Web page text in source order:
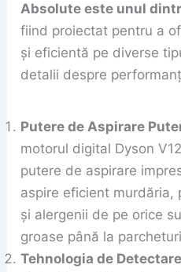
Absolute este unul
fiind proiectat pentru a
și eficientă pe diverse
detalii despre
Putere de Aspirare
motorul digital Dyson
putere de aspirare
aspire eficient
și alergenii de pe orice
groase până la
Tehnologia de